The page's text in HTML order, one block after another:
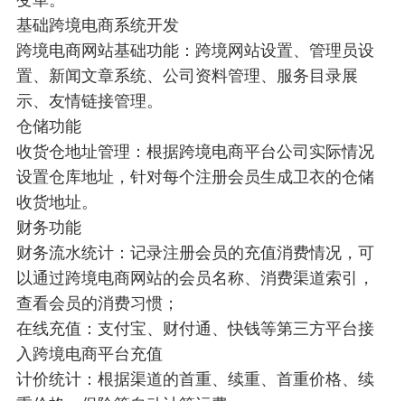
基础跨境电商系统开发
跨境电商网站基础功能：跨境网站设置、管理员设
置、新闻文章系统、公司资料管理、服务目录展
示、友情链接管理。
仓储功能
收货仓地址管理：根据跨境电商平台公司实际情况
设置仓库地址，针对每个注册会员生成卫衣的仓储
收货地址。
财务功能
财务流水统计：记录注册会员的充值消费情况，可
以通过跨境电商网站的会员名称、消费渠道索引，
查看会员的消费习惯；
在线充值：支付宝、财付通、快钱等第三方平台接
入跨境电商平台充值
计价统计：根据渠道的首重、续重、首重价格、续